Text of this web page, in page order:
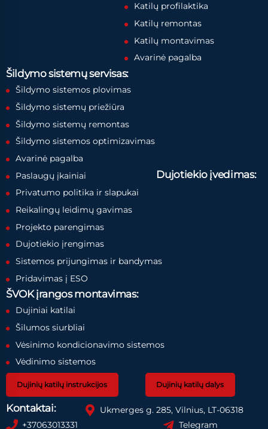
Katilų profilaktika
Katilų remontas
Katilų montavimas
Avarinė pagalba
Šildymo sistemų servisas:
Šildymo sistemos plovimas
Šildymo sistemų priežiūra
Šildymo sistemų remontas
Šildymo sistemos optimizavimas
Avarinė pagalba
Paslaugų įkainiai
Privatumo politika ir slapukai
Dujotiekio įvedimas:
Reikalingų leidimų gavimas
Projekto parengimas
Dujotiekio įrengimas
Sistemos prijungimas ir bandymas
Pridavimas į ESO
ŠVOK įrangos montavimas:
Dujiniai katilai
Šilumos siurbliai
Vėsinimo kondicionavimo sistemos
Vėdinimo sistemos
Dujinių katilų instrukcijos Dujinių katilų dalys
Kontaktai:
Ukmerges g. 285, Vilnius, LT-06318
+37063013331
Telegram